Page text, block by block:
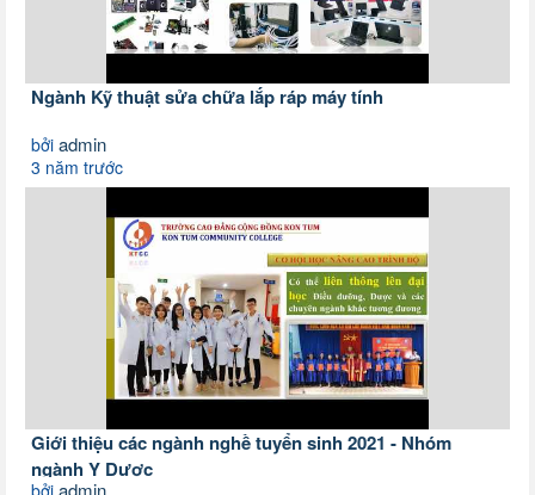
Ngành Kỹ thuật sửa chữa lắp ráp máy tính
bởi admin
3 năm trước
Giới thiệu các ngành nghề tuyển sinh 2021 - Nhóm
ngành Y Dược
bởi admin